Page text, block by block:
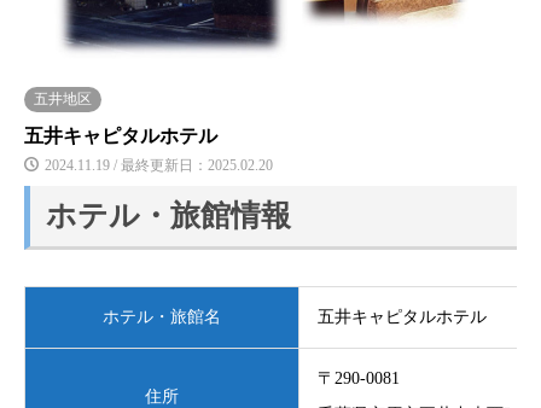
五井地区
五井キャピタルホテル
2024.11.19 / 最終更新日：2025.02.20
ホテル・旅館情報
ホテル・旅館名 五井キャピタルホテル
住所
〒290-0081